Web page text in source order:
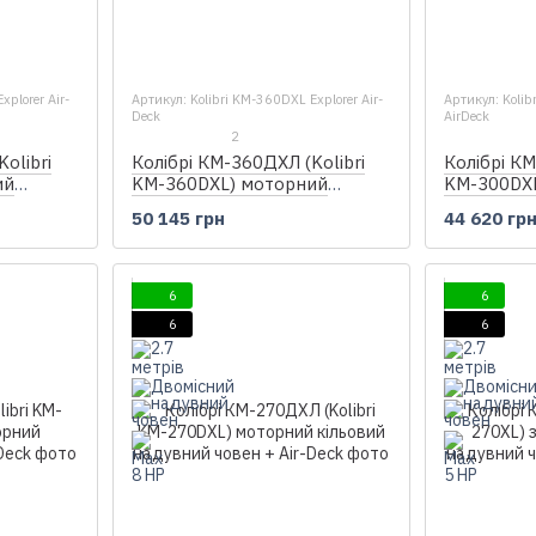
Air-
Артикул: Kolibri KM-360DXL Explorer Air-
Deck
2
Колібрі КМ-360ДХЛ (Kolibri
KM-360DXL) моторний
Air-Deck
50 145 грн
Артикул:
AirDeck
Колібрі
KM-
Air-Deck
44 620 грн
6
6
6
6